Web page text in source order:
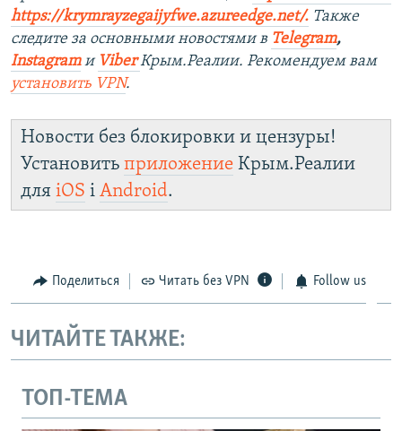
https://krymrayzegaijyfwe.azureedge.net/. Также
следите за основными новостями в Telegram,
Instagramи ViberКрым.Реалии. Рекомендуем вам
установить VPN.
Новости без блокировки и цензуры!
Установить приложение Крым.Реалии
для iOS і Android.
Поделиться Читать без VPN Follow us
ЧИТАЙТЕ ТАКЖЕ:
ТОП-ТЕМА